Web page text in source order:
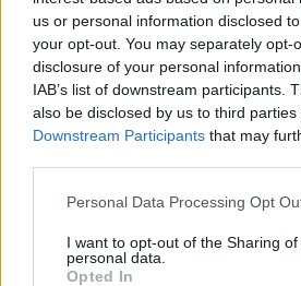
us or personal information disclosed
your opt-out. You may separately opt-
disclosure of your personal
IAB’s list of downstream participants.
also be disclosed by us to third parties
Downstream Participants that may
Personal Data Processing Opt
I want to opt-out of the Sharing of
personal data.
Opted In
14 Antonio Ferrara
15 Daniele Corvia
16 Gianmarco Gabbianelli
Emiliano Tortolano